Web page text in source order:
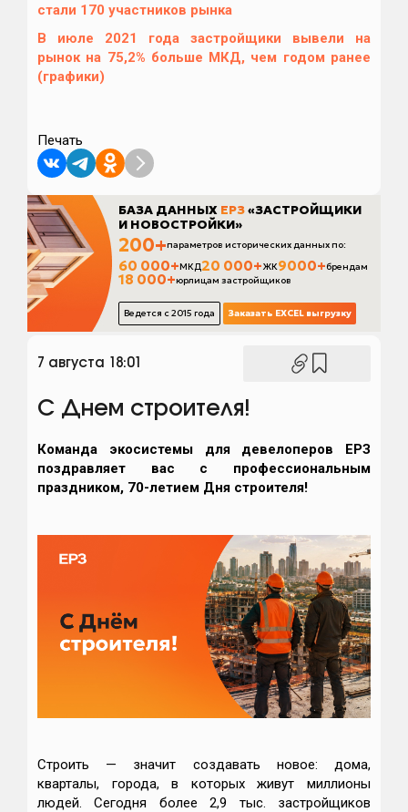
стали 170 участников рынка
В июле 2021 года застройщики вывели на
рынок на 75,2% больше МКД, чем годом ранее
(графики)
Печать
7 августа 18:01
С Днем строителя!
Команда экосистемы для девелоперов ЕРЗ
поздравляет вас с профессиональным
праздником, 70-летием Дня строителя!
Строить — значит создавать новое: дома,
кварталы, города, в которых живут миллионы
людей. Сегодня более 2,9 тыс. застройщиков